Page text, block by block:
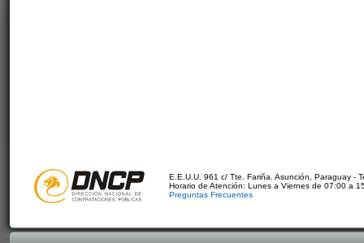
E.E.U.U. 961 c/ Tte. Fariña. Asunción, Paraguay -
Horario de Atención: Lunes a Viernes de 07:00 a
Preguntas Frecuentes